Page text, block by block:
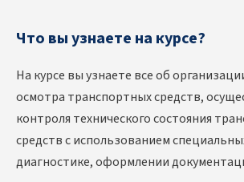
Что вы узнаете на курсе?
На курсе вы узнаете все об
осмотра транспортных средств,
контроля технического состояния
средств с использованием
диагностике, оформлении